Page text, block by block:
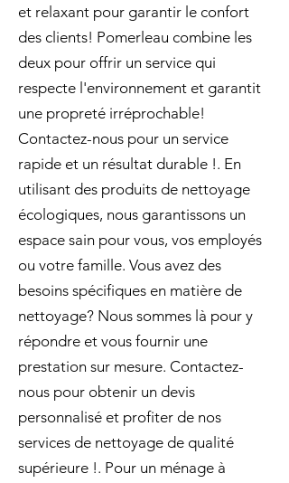
et relaxant pour garantir le confort
des clients! Pomerleau combine les
deux pour offrir un service qui
respecte l'environnement et garantit
une propreté irréprochable!
Contactez-nous pour un service
rapide et un résultat durable !. En
utilisant des produits de nettoyage
écologiques, nous garantissons un
espace sain pour vous, vos employés
ou votre famille. Vous avez des
besoins spécifiques en matière de
nettoyage? Nous sommes là pour y
répondre et vous fournir une
prestation sur mesure. Contactez-
nous pour obtenir un devis
personnalisé et profiter de nos
services de nettoyage de qualité
supérieure !. Pour un ménage à